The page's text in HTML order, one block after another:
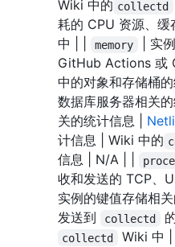
Wiki 中的 collectd
耗的 CPU 资源、缓
中 | |
memory | 实
GitHub Actions 或
中的对象和存储桶
数据库服务器相关
关的统计信息 |
计信息 | Wiki 中的
信息 | N/A | |
收和发送的 TCP、
实例的键值存储相
发送到
collectd
collectd Wiki 中 |